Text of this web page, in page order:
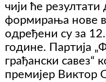
чији ће
формирања нове
одређени су за
године. Партија
грађански савез“
премијер Виктор